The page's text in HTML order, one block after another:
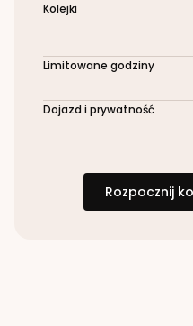
Kolejki
Limitowane godziny
Dojazd i prywatność
Rozpocznij